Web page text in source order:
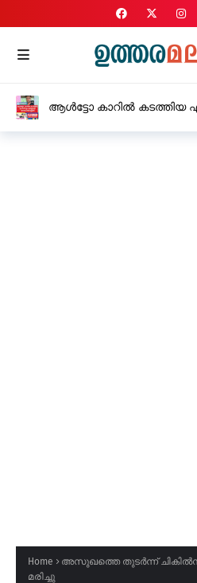
ആൾട്ടോ കാറിൽ കടത്തിയ
Home
അസുഖത്തെ തുടർന്ന്
മരിച്ചു